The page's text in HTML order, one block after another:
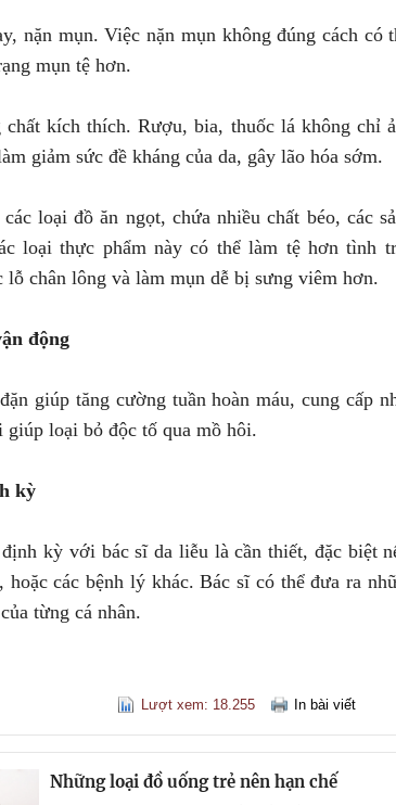
nặn mụn. Việc nặn mụn không đúng cách có
mụn tệ hơn.
chất kích thích. Rượu, bia, thuốc lá không chỉ
giảm sức đề kháng của da, gây lão hóa sớm.
loại đồ ăn ngọt, chứa nhiều chất béo, các
loại thực phẩm này có thể làm tệ hơn tình
lỗ chân lông và làm mụn dễ bị sưng viêm hơn.
động
giúp tăng cường tuần hoàn máu, cung cấp
giúp loại bỏ độc tố qua mồ hôi.
kỳ
kỳ với bác sĩ da liễu là cần thiết, đặc biệt
hoặc các bệnh lý khác. Bác sĩ có thể đưa ra
từng cá nhân.
Lượt xem: 18.255 In bài viết
Những loại đồ uống trẻ nên hạn chế